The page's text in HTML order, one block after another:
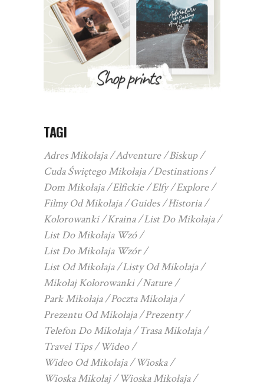
TAGI
Adres Mikołaja Adventure
Biskup
Cuda Świętego Mikołaja
Destinations
Dom Mikołaja
Elfickie Elfy
Explore
Filmy Od Mikołaja
Guides
Historia
Kolorowanki
Kraina
List Do Mikołaja
List Do Mikołaja Wzó
List Do Mikołaja Wzór
List Od Mikołaja
Listy Od Mikołaja
Mikołaj Kolorowanki
Nature
Park Mikołaja
Poczta Mikołaja
Prezentu Od Mikołaja
Prezenty
Telefon Do Mikołaja
Trasa Mikołaja
Travel Tips
Wideo
Wideo Od Mikołaja
Wioska
Wioska Mikołaj
Wioska Mikołaja